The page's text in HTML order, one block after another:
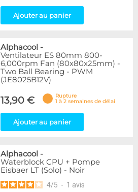
Ajouter au panier
Alphacool -
Ventilateur ES 80mm 800-
6,000rpm Fan (80x80x25mm) -
Two Ball Bearing - PWM
(JE8025B12V)
13,90 €
Rupture
1 à 2 semaines de délai
Ajouter au panier
Alphacool -
Waterblock CPU + Pompe
Eisbaer LT (Solo) - Noir
4/5 - 1 avis